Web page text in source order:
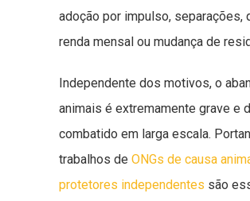
adoção por impulso, separações,
renda mensal ou mudança de
Independente dos motivos, o
animais é extremamente grave e
combatido em larga escala.
trabalhos de ONGs de causa
protetores independentes são